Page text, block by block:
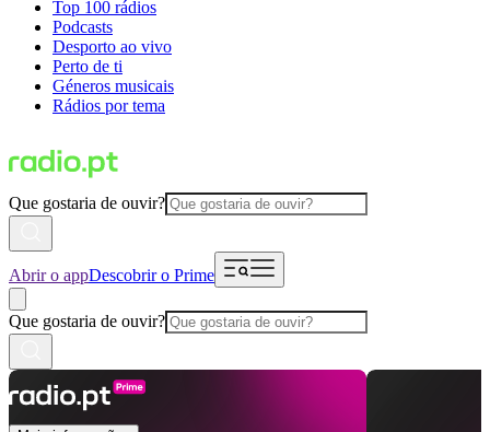
Top 100 rádios
Podcasts
Desporto ao vivo
Perto de ti
Géneros musicais
Rádios por tema
Que gostaria de ouvir?
Abrir o appDescobrir o Prime
Que gostaria de ouvir?